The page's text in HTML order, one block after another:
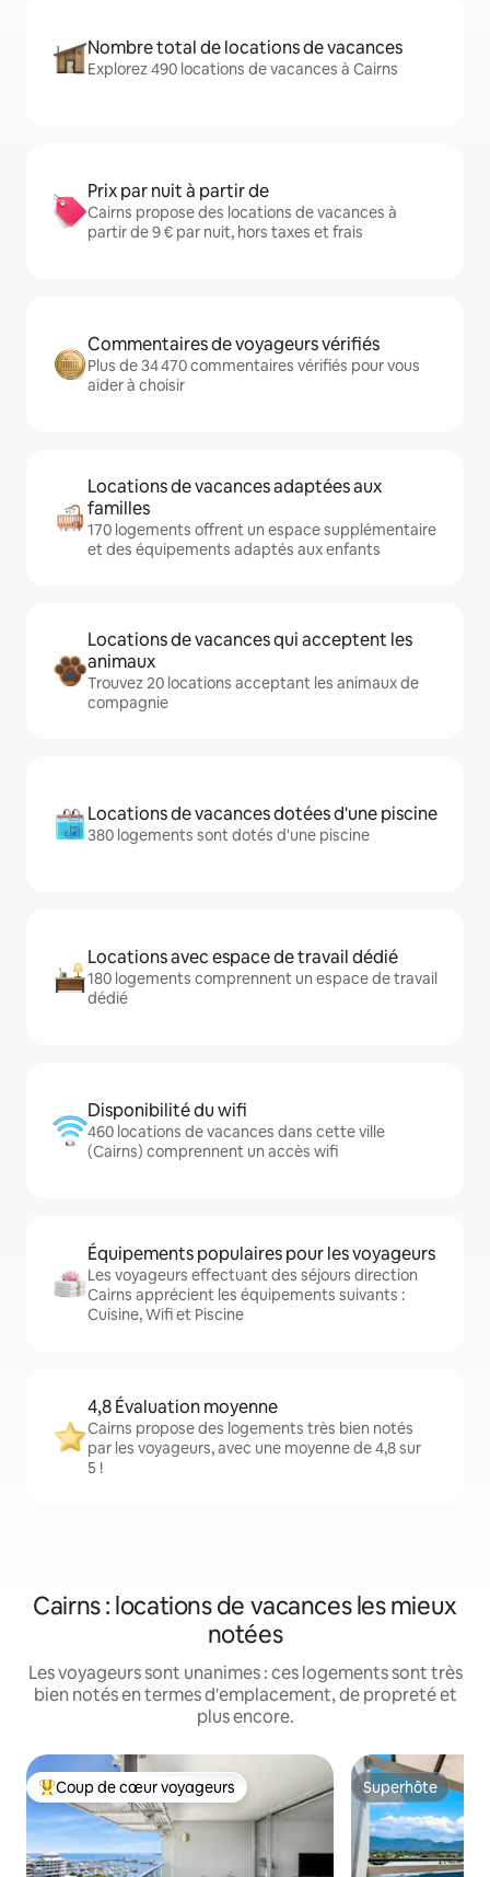
Nombre total de locations de vacances
Explorez 490 locations de vacances à Cairns
Prix par nuit à partir de
Cairns propose des locations de vacances à
partir de 9 € par nuit, hors taxes et frais
Commentaires de voyageurs vérifiés
Plus de 34 470 commentaires vérifiés pour vous
aider à choisir
Locations de vacances adaptées aux
familles
170 logements offrent un espace supplémentaire
et des équipements adaptés aux enfants
Locations de vacances qui acceptent les
animaux
Trouvez 20 locations acceptant les animaux de
compagnie
Locations de vacances dotées d'une piscine
380 logements sont dotés d'une piscine
Locations avec espace de travail dédié
180 logements comprennent un espace de travail
dédié
Disponibilité du wifi
460 locations de vacances dans cette ville
(Cairns) comprennent un accès wifi
Équipements populaires pour les voyageurs
Les voyageurs effectuant des séjours direction
Cairns apprécient les équipements suivants :
Cuisine, Wifi et Piscine
4,8 Évaluation moyenne
Cairns propose des logements très bien notés
par les voyageurs, avec une moyenne de 4,8 sur
5 !
Cairns : locations de vacances les mieux
notées
Les voyageurs sont unanimes : ces logements sont très
bien notés en termes d'emplacement, de propreté et
plus encore.
Coups de cœur voyageurs les plus appréciés
Coup de cœur voyageurs Superhôte
Superhôte